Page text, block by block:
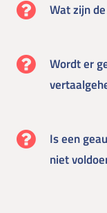
Wat zijn
Wordt er
Is een
niet